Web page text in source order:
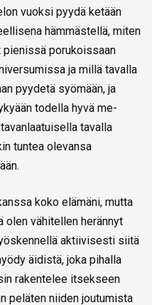
vuoksi pyydä ketään
hämmästellä, miten
porukoissaan
ja millä tavalla
pyydetä syömään, ja
todella hyvä me-
tavalla
tuntea olevansa
koko elämäni, mutta
olen vähitellen herännyt
aktiivisesti siitä
äidistä, joka pihalla
rakentelee itsekseen
peläten niiden joutumista